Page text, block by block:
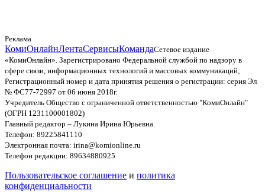
Реклама
КомиОнлайнЛентаСервисыКомандаСетевое издание
«КомиОнлайн». Зарегистрировано Федеральной службой по надзору в
сфере связи, информационных технологий и массовых коммуникаций;
Регистрационный номер и дата принятия решения о регистрации: серия Эл
№ ФС77-72997 от 06 июня 2018г.
Учредитель Общество с ограниченной ответственностью "КомиОнлайн"
(ОГРН 1231100001802)
Главный редактор – Лукина Ирина Юрьевна.
Телефон: 89225841110
Электронная почта: irina@komionline.ru
Телефон редакции: 89634880925
Пользовательское соглашение и политика
конфиденциальности